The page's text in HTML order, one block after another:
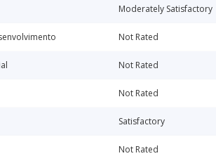
Moderately Satisfactory
Not Rated
Not Rated
Not Rated
Satisfactory
Not Rated